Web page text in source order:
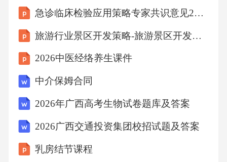
急诊临床检验应用策略专家共识意见2026
旅游行业景区开发策略-旅游景区开发规划师
2026中医经络养生课件
中介保姆合同
2026年广西高考生物试卷题库及答案
2026广西交通投资集团校招试题及答案
乳房结节课程